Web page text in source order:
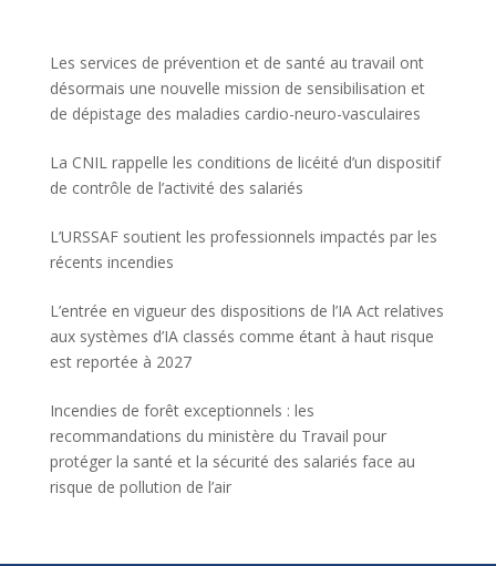
Les services de prévention et de santé au travail ont
désormais une nouvelle mission de sensibilisation et
de dépistage des maladies cardio-neuro-vasculaires
La CNIL rappelle les conditions de licéité d’un dispositif
de contrôle de l’activité des salariés
L’URSSAF soutient les professionnels impactés par les
récents incendies
L’entrée en vigueur des dispositions de l’IA Act relatives
aux systèmes d’IA classés comme étant à haut risque
est reportée à 2027
Incendies de forêt exceptionnels : les
recommandations du ministère du Travail pour
protéger la santé et la sécurité des salariés face au
risque de pollution de l’air